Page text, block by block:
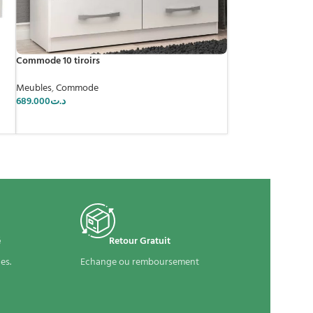
Commode 10 tiroirs
Meubles,Commode
د.ت689.000
Retour Gratuit
Echange ou remboursement